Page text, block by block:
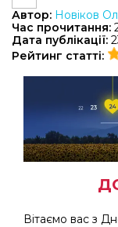
Автор: Новіков
Час прочитання:
Дата публікації:
Рейтинг статті:
Вітаємо вас з